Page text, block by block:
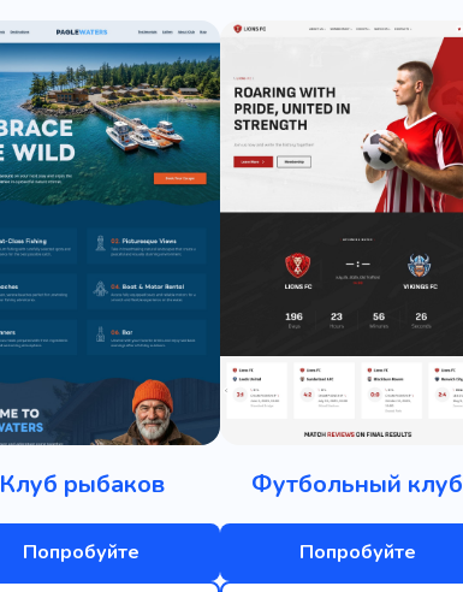
Клуб рыбаков
Попробуйте
Футбольный клуб
Попробуйте